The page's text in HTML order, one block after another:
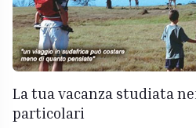
La tua vacanza studiata
particolari